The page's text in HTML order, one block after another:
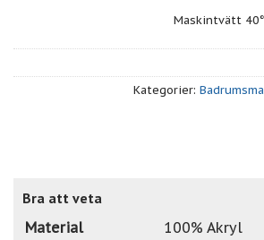
Maskintvätt 40°
Kategorier:
Bra att veta
Material
100% Akryl